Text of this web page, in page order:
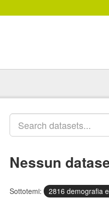
Nessun
Sottotemi:
2816 demografia